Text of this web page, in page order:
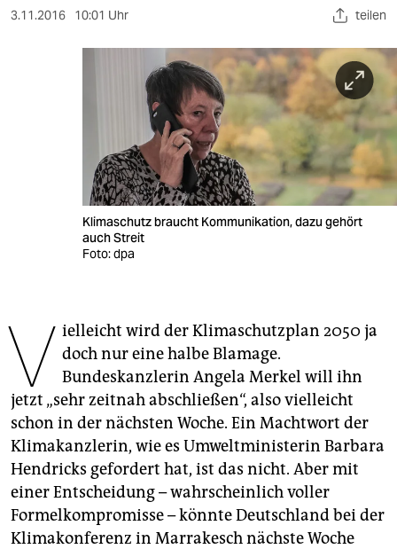
berlin
veranstaltungen
abo
genossenschaft
epaper login
3.11.2016 10:01 Uhr teilen
Klimaschutz braucht Kommunikation, dazu gehört
auch Streit
Foto: dpa
V ielleicht wird der Klimaschutzplan 2050 ja
doch nur eine halbe Blamage.
Bundeskanzlerin Angela Merkel will ihn
jetzt „sehr zeitnah abschließen“, also vielleicht
schon in der nächsten Woche. Ein Machtwort der
Klimakanzlerin, wie es Umweltministerin Barbara
Hendricks gefordert hat, ist das nicht. Aber mit
einer Entscheidung – wahrscheinlich voller
Formelkompromisse – könnte Deutschland bei der
Klimakonferenz in Marrakesch nächste Woche